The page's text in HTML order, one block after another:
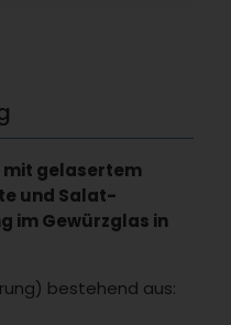
mit gelasertem
und Salat-
im Gewürzglas in
bestehend aus: